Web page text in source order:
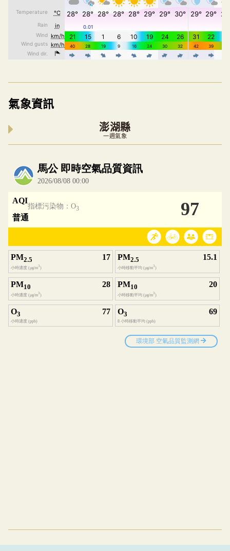
氣象資訊
澎湖縣
一週氣象
內嵌空氣品質小工具為視覺預覽，完整即時空